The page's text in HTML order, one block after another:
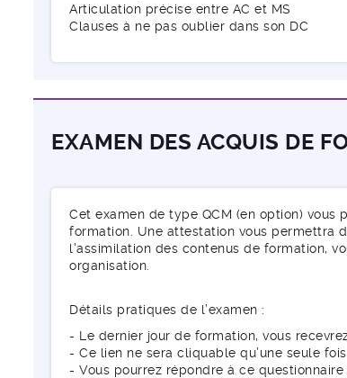
Articulation précise entre AC et MS
Clauses à ne pas oublier dans son DC
EXAMEN DES ACQUIS DE
Cet examen de type QCM (en option)
formation. Une attestation vous permettra
l'assimilation des contenus de formation,
organisation.
Détails pratiques de l’examen :
- Le dernier jour de formation, vous
- Ce lien ne sera cliquable qu’une seule fois
- Vous pourrez répondre à ce